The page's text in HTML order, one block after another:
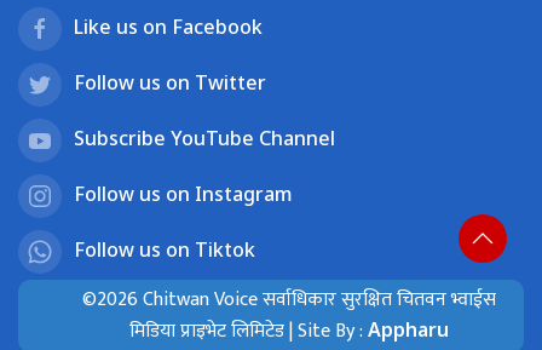
Like us on Facebook
Follow us on Twitter
Subscribe YouTube Channel
Follow us on Instagram
Follow us on Tiktok
©2026 Chitwan Voice सर्वाधिकार सुरक्षित चितवन भ्वाईस
मिडिया प्राइभेट लिमिटेड | Site By : Appharu